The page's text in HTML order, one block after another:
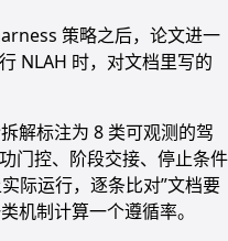
策略之后，论文进一
NLAH 时，对文档里写的
解标注为 8 类可观测的驾
门控、阶段交接、停止条件
际运行，逐条比对”文档要
机制计算一个遵循率。